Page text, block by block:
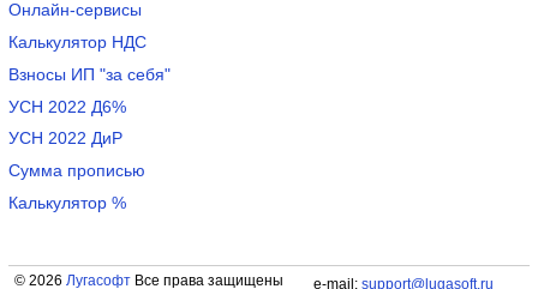
Онлайн-сервисы
Калькулятор НДС
Взносы ИП "за себя"
УСН 2022 Д6%
УСН 2022 ДиР
Сумма прописью
Калькулятор %
© 2026 ЛугасофтВсе права защищены e-mail: support@lugasoft.ru